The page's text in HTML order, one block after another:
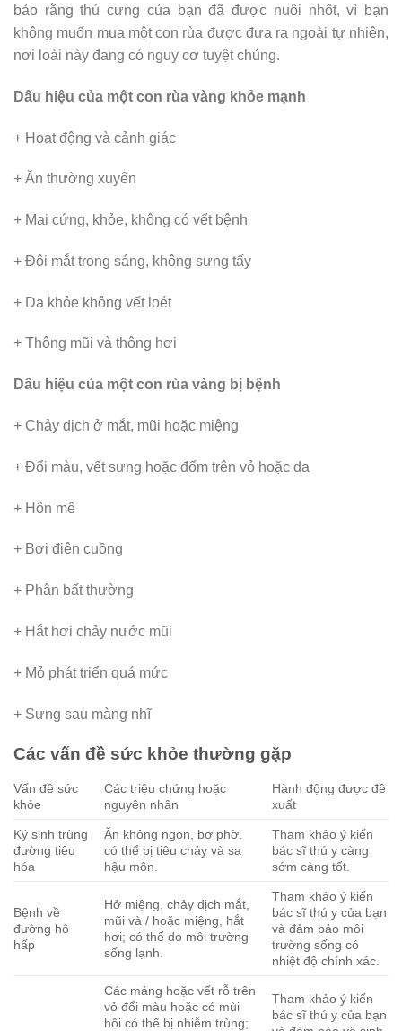
bảo rằng thú cưng của bạn đã được nuôi nhốt, vì bạn
không muốn mua một con rùa được đưa ra ngoài tự nhiên,
nơi loài này đang có nguy cơ tuyệt chủng.
Dấu hiệu của một con rùa vàng khỏe mạnh
+ Hoạt động và cảnh giác
+ Ăn thường xuyên
+ Mai cứng, khỏe, không có vết bệnh
+ Đôi mắt trong sáng, không sưng tấy
+ Da khỏe không vết loét
+ Thông mũi và thông hơi
Dấu hiệu của một con rùa vàng bị bệnh
+ Chảy dịch ở mắt, mũi hoặc miệng
+ Đổi màu, vết sưng hoặc đốm trên vỏ hoặc da
+ Hôn mê
+ Bơi điên cuồng
+ Phân bất thường
+ Hắt hơi chảy nước mũi
+ Mỏ phát triển quá mức
+ Sưng sau màng nhĩ
Các vấn đề sức khỏe thường gặp
Vấn đề sức
khỏe
Các triệu chứng hoặc
nguyên nhân
Hành động được đề
xuất
Ký sinh trùng
đường tiêu
hóa
Ăn không ngon, bơ phờ,
có thể bị tiêu chảy và sa
hậu môn.
Tham khảo ý kiến ​​
bác sĩ thú y càng
sớm càng tốt.
Bệnh về
đường hô
hấp
Hở miệng, chảy dịch mắt,
mũi và / hoặc miệng, hắt
hơi; có thể do môi trường
sống lạnh.
Tham khảo ý kiến ​​
bác sĩ thú y của bạn
và đảm bảo môi
trường sống có
nhiệt độ chính xác.
Các mảng hoặc vết rỗ trên
vỏ đổi màu hoặc có mùi
hôi có thể bị nhiễm trùng;
Tham khảo ý kiến ​​
bác sĩ thú y của bạn